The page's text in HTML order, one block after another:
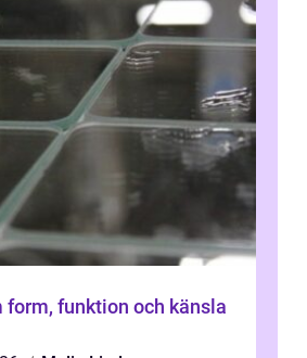
form, funktion och känsla